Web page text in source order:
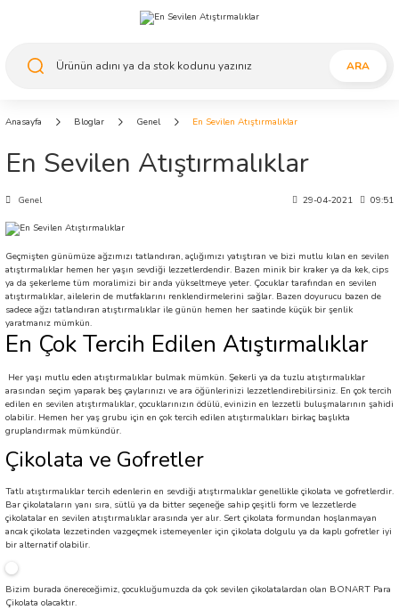
ARA
Anasayfa Bloglar Genel En Sevilen Atıştırmalıklar
En Sevilen Atıştırmalıklar
Genel 29-04-2021 09:51
Geçmişten günümüze ağzımızı tatlandıran, açlığımızı yatıştıran ve bizi mutlu kılan en sevilen
atıştırmalıklar hemen her yaşın sevdiği lezzetlerdendir. Bazen minik bir kraker ya da kek, cips
ya da şekerleme tüm moralimizi bir anda yükseltmeye yeter. Çocuklar tarafından en sevilen
atıştırmalıklar, ailelerin de mutfaklarını renklendirmelerini sağlar. Bazen doyurucu bazen de
sadece ağzı tatlandıran atıştırmalıklar ile günün hemen her saatinde küçük bir şenlik
yaratmanız mümkün.
En Çok Tercih Edilen Atıştırmalıklar
Her yaşı mutlu eden atıştırmalıklar bulmak mümkün. Şekerli ya da tuzlu atıştırmalıklar
arasından seçim yaparak beş çaylarınızı ve ara öğünlerinizi lezzetlendirebilirsiniz. En çok tercih
edilen en sevilen atıştırmalıklar, çocuklarınızın ödülü, evinizin en lezzetli buluşmalarının şahidi
olabilir. Hemen her yaş grubu için en çok tercih edilen atıştırmalıkları birkaç başlıkta
gruplandırmak mümkündür.
Çikolata ve Gofretler
Tatlı atıştırmalıklar tercih edenlerin en sevdiği atıştırmalıklar genellikle çikolata ve gofretlerdir.
Bar çikolataların yanı sıra, sütlü ya da bitter seçeneğe sahip çeşitli form ve lezzetlerde
çikolatalar en sevilen atıştırmalıklar arasında yer alır. Sert çikolata formundan hoşlanmayan
ancak çikolata lezzetinden vazgeçmek istemeyenler için çikolata dolgulu ya da kaplı gofretler iyi
bir alternatif olabilir.
Bizim burada önereceğimiz, çocukluğumuzda da çok sevilen çikolatalardan olan BONART Para
Çikolata olacaktır.